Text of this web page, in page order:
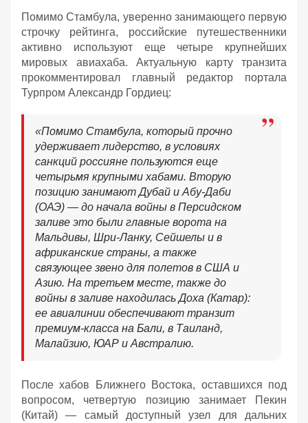
Помимо Стамбула, уверенно занимающего первую
строчку рейтинга, российские путешественники
активно используют еще четыре крупнейших
мировых авиахаба. Актуальную карту транзита
прокомментировал главный редактор портала
Турпром Александр Гордиец:
«Помимо Стамбула, который прочно
удерживает лидерство, в условиях
санкций россияне пользуются еще
четырьмя крупными хабами. Вторую
позицию занимают Дубай и Абу-Даби
(ОАЭ) — до начала войны в Персидском
заливе это были главные ворота на
Мальдивы, Шри-Ланку, Сейшелы и в
африканские страны, а также
связующее звено для полетов в США и
Азию. На третьем месте, также до
войны в заливе находилась Доха (Катар):
ее авиалинии обеспечивают транзит
премиум-класса на Бали, в Таиланд,
Малайзию, ЮАР и Австралию.
После хабов Ближнего Востока, оставшихся под
вопросом, четвертую позицию занимает Пекин
(Китай) — самый доступный узел для дальних